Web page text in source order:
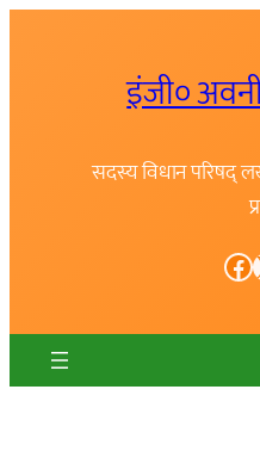
इंजी०
सदस्य विधान परिषद्
Facebook